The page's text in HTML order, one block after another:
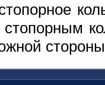
стопорным
стороны